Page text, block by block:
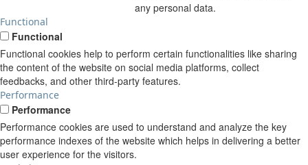
any personal data.
Functional
Functional
Functional cookies help to perform certain functionalities like sharing
the content of the website on social media platforms, collect
feedbacks, and other third-party features.
Performance
Performance
Performance cookies are used to understand and analyze the key
performance indexes of the website which helps in delivering a better
user experience for the visitors.